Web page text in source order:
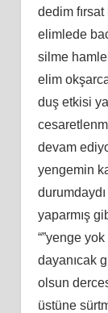
dedim
elimlede
silme
elim
duş etkisi
devam
yengemin
yaparmış
“”yenge
dayanıcak
olsun
üstüne